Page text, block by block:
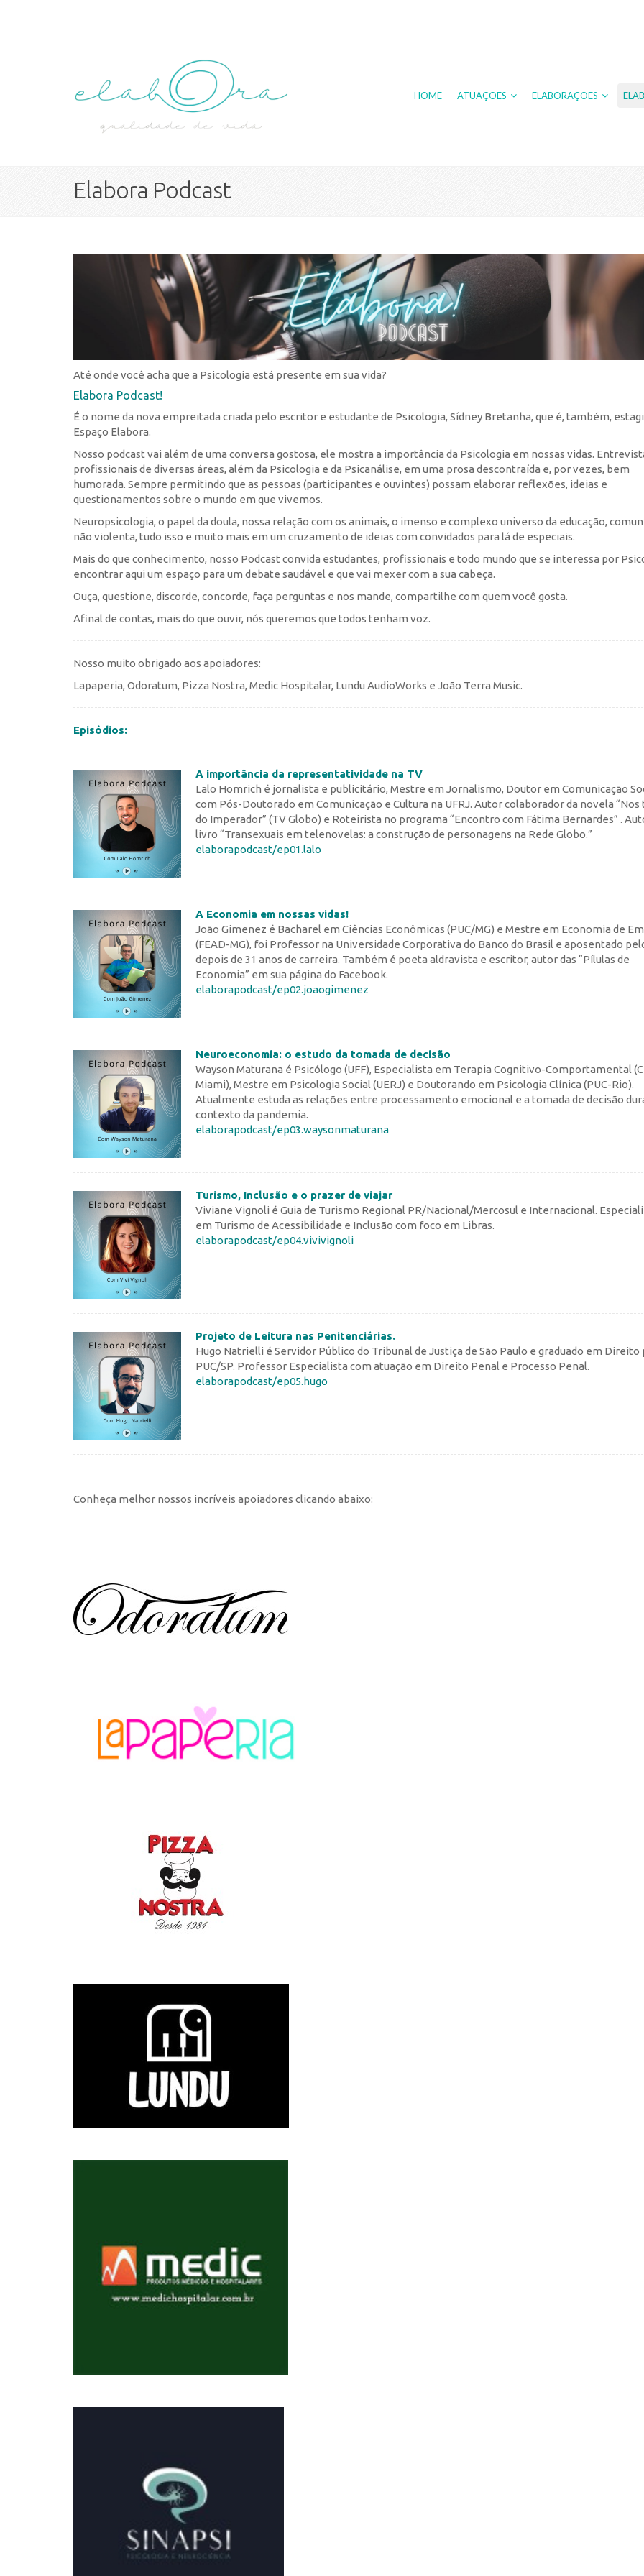
HOME ATUAÇÕES ELABORAÇÕES
Elabora Podcast
Até onde você acha que a Psicologia está presente em sua vida?
Elabora Podcast!
É o nome da nova empreitada criada pelo escritor e estudante de Psicologia, Sídney Bretanha, que é, também,
Espaço Elabora.
Nosso podcast vai além de uma conversa gostosa, ele mostra a importância da Psicologia em nossas vidas.
profissionais de diversas áreas, além da Psicologia e da Psicanálise, em uma prosa descontraída e, por vezes, bem
humorada. Sempre permitindo que as pessoas (participantes e ouvintes) possam elaborar reflexões, ideias e
questionamentos sobre o mundo em que vivemos.
Neuropsicologia, o papel da doula, nossa relação com os animais, o imenso e complexo universo da educação,
não violenta, tudo isso e muito mais em um cruzamento de ideias com convidados para lá de especiais.
Mais do que conhecimento, nosso Podcast convida estudantes, profissionais e todo mundo que se interessa por
encontrar aqui um espaço para um debate saudável e que vai mexer com a sua cabeça.
Ouça, questione, discorde, concorde, faça perguntas e nos mande, compartilhe com quem você gosta.
Afinal de contas, mais do que ouvir, nós queremos que todos tenham voz.
Nosso muito obrigado aos apoiadores:
Lapaperia, Odoratum, Pizza Nostra, Medic Hospitalar, Lundu AudioWorks e João Terra Music.
Episódios:
A importância da representatividade na TV
Lalo Homrich é jornalista e publicitário, Mestre em Jornalismo, Doutor em Comunicação
com Pós-Doutorado em Comunicação e Cultura na UFRJ. Autor colaborador da novela
do Imperador” (TV Globo) e Roteirista no programa “Encontro com Fátima Bernardes” .
livro “Transexuais em telenovelas: a construção de personagens na Rede Globo.”
elaborapodcast/ep01.lalo
A Economia em nossas vidas!
João Gimenez é Bacharel em Ciências Econômicas (PUC/MG) e Mestre em Economia de
(FEAD-MG), foi Professor na Universidade Corporativa do Banco do Brasil e aposentado
depois de 31 anos de carreira. Também é poeta aldravista e escritor, autor das “Pílulas de
Economia” em sua página do Facebook.
elaborapodcast/ep02.joaogimenez
Neuroeconomia: o estudo da tomada de decisão
Wayson Maturana é Psicólogo (UFF), Especialista em Terapia Cognitivo-Comportamental
Miami), Mestre em Psicologia Social (UERJ) e Doutorando em Psicologia Clínica (PUC-Rio).
Atualmente estuda as relações entre processamento emocional e a tomada de decisão
contexto da pandemia.
elaborapodcast/ep03.waysonmaturana
Turismo, Inclusão e o prazer de viajar
Viviane Vignoli é Guia de Turismo Regional PR/Nacional/Mercosul e Internacional.
em Turismo de Acessibilidade e Inclusão com foco em Libras.
elaborapodcast/ep04.vivivignoli
Projeto de Leitura nas Penitenciárias.
Hugo Natrielli é Servidor Público do Tribunal de Justiça de São Paulo e graduado em Direito
PUC/SP. Professor Especialista com atuação em Direito Penal e Processo Penal.
elaborapodcast/ep05.hugo
Conheça melhor nossos incríveis apoiadores clicando abaixo: